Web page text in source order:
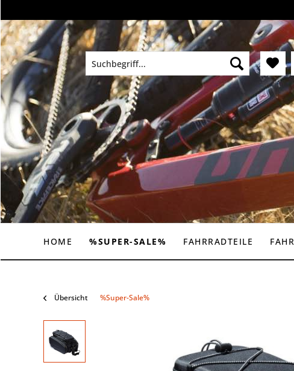
HOME %SUPER-SALE% FAHRRADTEILE
Übersicht %Super-Sale%